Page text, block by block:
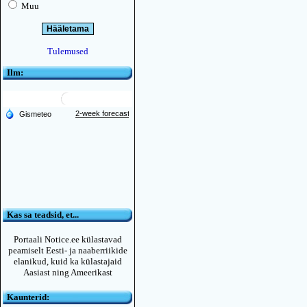
Muu
Tulemused
Ilm:
Kas sa teadsid, et...
Portaali Notice.ee külastavad
peamiselt Eesti- ja naaberriikide
elanikud, kuid ka külastajaid
Aasiast ning Ameerikast
Kaunterid: